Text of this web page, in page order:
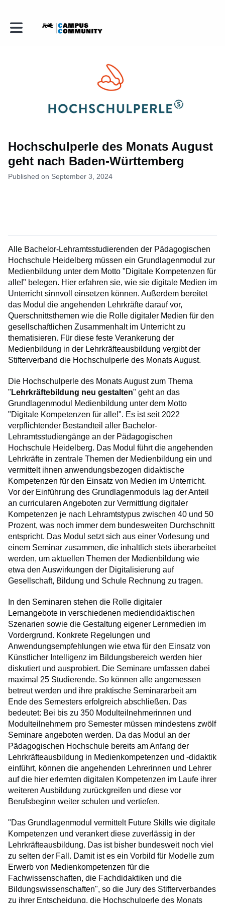
Toggle main navigation
Hochschulperle des Monats August
geht nach Baden-Württemberg
Published on September 3, 2024
Alle Bachelor-Lehramtsstudierenden der Pädagogischen
Hochschule Heidelberg müssen ein Grundlagenmodul zur
Medienbildung unter dem Motto "Digitale Kompetenzen für
alle!" belegen. Hier erfahren sie, wie sie digitale Medien im
Unterricht sinnvoll einsetzen können. Außerdem bereitet
das Modul die angehenden Lehrkräfte darauf vor,
Querschnittsthemen wie die Rolle digitaler Medien für den
gesellschaftlichen Zusammenhalt im Unterricht zu
thematisieren. Für diese feste Verankerung der
Medienbildung in der Lehrkräfteausbildung vergibt der
Stifterverband die Hochschulperle des Monats August.
Die Hochschulperle des Monats August zum Thema
" Lehrkräftebildung neu gestalten" geht an das
Grundlagenmodul Medienbildung unter dem Motto
"Digitale Kompetenzen für alle!". Es ist seit 2022
verpflichtender Bestandteil aller Bachelor-
Lehramtsstudiengänge an der Pädagogischen
Hochschule Heidelberg. Das Modul führt die angehenden
Lehrkräfte in zentrale Themen der Medienbildung ein und
vermittelt ihnen anwendungsbezogen didaktische
Kompetenzen für den Einsatz von Medien im Unterricht.
Vor der Einführung des Grundlagenmoduls lag der Anteil
an curricularen Angeboten zur Vermittlung digitaler
Kompetenzen je nach Lehramtstypus zwischen 40 und 50
Prozent, was noch immer dem bundesweiten Durchschnitt
entspricht. Das Modul setzt sich aus einer Vorlesung und
einem Seminar zusammen, die inhaltlich stets überarbeitet
werden, um aktuellen Themen der Medienbildung wie
etwa den Auswirkungen der Digitalisierung auf
Gesellschaft, Bildung und Schule Rechnung zu tragen.
In den Seminaren stehen die Rolle digitaler
Lernangebote in verschiedenen mediendidaktischen
Szenarien sowie die Gestaltung eigener Lernmedien im
Vordergrund. Konkrete Regelungen und
Anwendungsempfehlungen wie etwa für den Einsatz von
Künstlicher Intelligenz im Bildungsbereich werden hier
diskutiert und ausprobiert. Die Seminare umfassen dabei
maximal 25 Studierende. So können alle angemessen
betreut werden und ihre praktische Seminararbeit am
Ende des Semesters erfolgreich abschließen. Das
bedeutet: Bei bis zu 350 Modulteilnehmerinnen und
Modulteilnehmern pro Semester müssen mindestens zwölf
Seminare angeboten werden. Da das Modul an der
Pädagogischen Hochschule bereits am Anfang der
Lehrkräfteausbildung in Medienkompetenzen und -didaktik
einführt, können die angehenden Lehrerinnen und Lehrer
auf die hier erlernten digitalen Kompetenzen im Laufe ihrer
weiteren Ausbildung zurückgreifen und diese vor
Berufsbeginn weiter schulen und vertiefen.
"Das Grundlagenmodul vermittelt Future Skills wie digitale
Kompetenzen und verankert diese zuverlässig in der
Lehrkräfteausbildung. Das ist bisher bundesweit noch viel
zu selten der Fall. Damit ist es ein Vorbild für Modelle zum
Erwerb von Medienkompetenzen für die
Fachwissenschaften, die Fachdidaktiken und die
Bildungswissenschaften", so die Jury des Stifterverbandes
zu ihrer Entscheidung, die Hochschulperle des Monats